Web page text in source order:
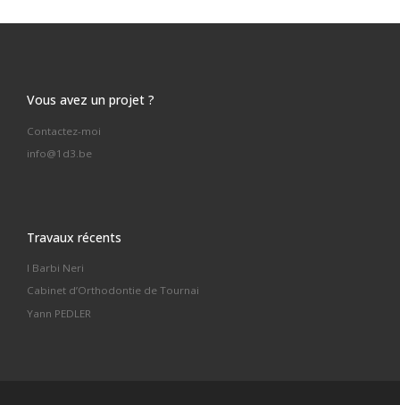
Vous avez un projet ?
Contactez-moi
info@1d3.be
Travaux récents
I Barbi Neri
Cabinet d’Orthodontie de Tournai
Yann PEDLER